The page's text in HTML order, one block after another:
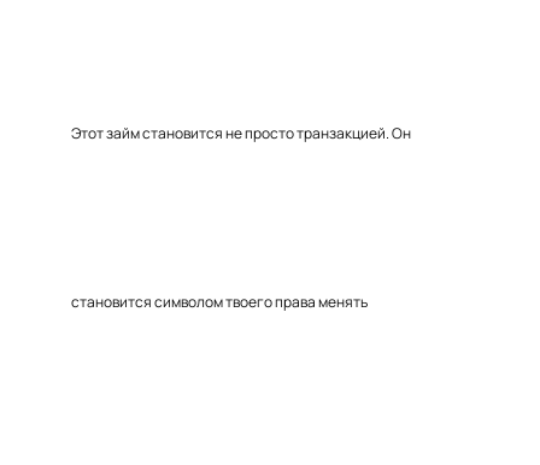
Этот займ становится не просто транзакцией. Он
становится символом твоего права менять